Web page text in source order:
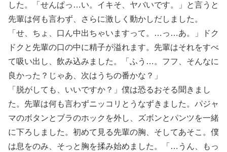
した。「せんぱっ…い。イキそ、ヤバいです。」と言うと
先輩は何も言わず、さらに激しく動かしだしました。
「せ、ちょ、口ん中出ちゃいますって。…っ…あ。」ドク
ドクと先輩の口の中に精子が溢れます。先輩はそれをすべ
て吸い出し、飲み込みました。「ふう…。フフ、そんなに
良かった？じゃあ、次はうちの番かな？」
「脱がしても、いいですか？」僕は恐るおそる聞きまし
た。先輩は何も言わずニッコリとうなずきました。パジャ
マのボタンとブラのホックを外し、ズボンとパンツを一緒
に下ろしました。初めて見る先輩の胸、そしてあそこ。僕
は息をのみ、そっと胸を揉み始めました。「…うん、もっ